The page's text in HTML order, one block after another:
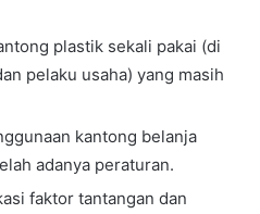
plastik sekali pakai (di
pelaku usaha) yang masih
kantong belanja
adanya peraturan.
faktor tantangan dan